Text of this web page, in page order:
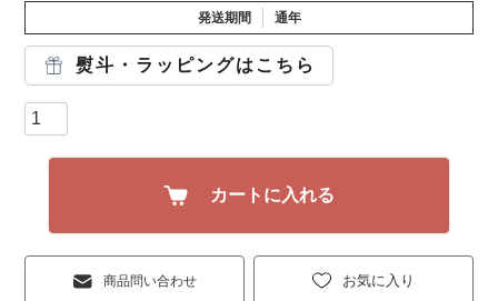
発送期間 通年
熨斗・ラッピングはこちら
お気に入り
カートに入れる
商品問い合わせ